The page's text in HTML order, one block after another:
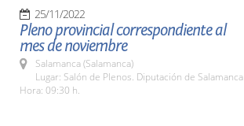
25/11/2022
Pleno provincial correspondiente al
mes de noviembre
Salamanca (Salamanca)
Lugar: Salón de Plenos. Diputación de Salamanca
Hora: 09:30 h.